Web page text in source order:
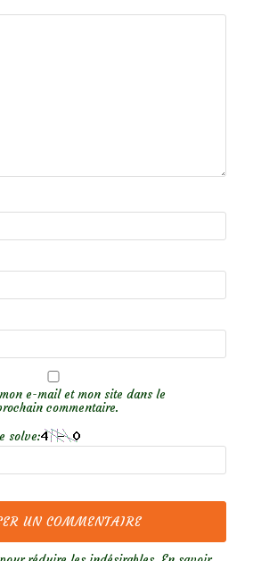
e-mail et mon site dans le
commentaire.
solve: